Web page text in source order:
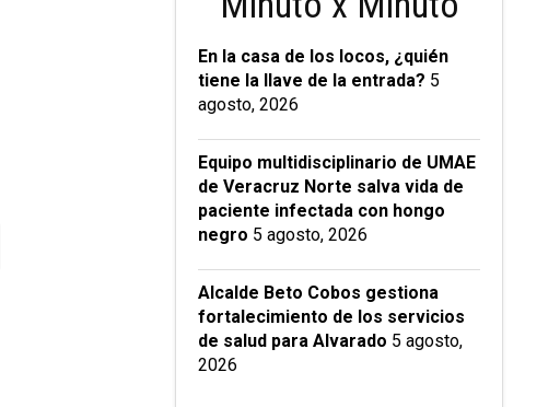
En la casa de los locos, ¿quién
tiene la llave de la entrada? 5
agosto, 2026
Equipo multidisciplinario de UMAE
de Veracruz Norte salva vida de
paciente infectada con hongo
negro 5 agosto, 2026
Alcalde Beto Cobos gestiona
fortalecimiento de los servicios
de salud para Alvarado 5 agosto,
2026